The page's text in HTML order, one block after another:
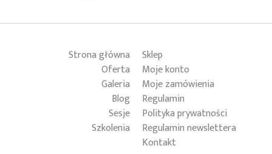
Strona główna
Oferta
Galeria
Blog
Sesje
Szkolenia
Sklep
Moje konto
Moje zamówienia
Regulamin
Polityka prywatności
Regulamin newslettera
Kontakt